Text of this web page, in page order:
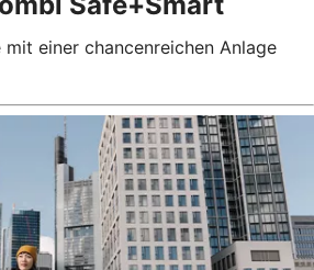
einer chancenreichen Anlage